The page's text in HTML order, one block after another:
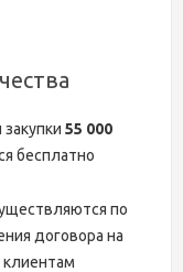
55 000
бесплатно
по
договора на